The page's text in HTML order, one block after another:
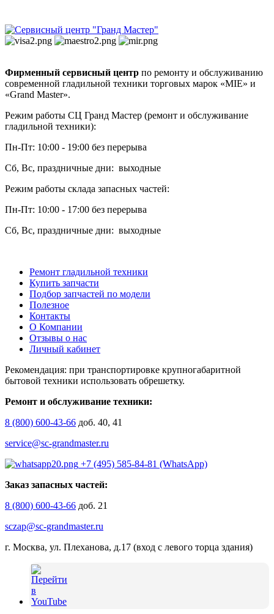
Фирменный сервисный центр по ремонту и обслуживанию
современной гладильной техники торговых марок «MIE» и
«Grand Master».
Режим работы СЦ Гранд Мастер (ремонт и обслуживание
гладильной техники):
Пн-Пт: 10:00 - 19:00 без перерыва
Сб, Вс, праздничные дни: выходные
Режим работы склада запасных частей:
Пн-Пт: 10:00 - 17:00 без перерыва
Сб, Вс, праздничные дни: выходные
Ремонт гладильной техники
Купить запчасти
Подбор запчастей по модели
Полезное
Контакты
О Компании
Отзывы о нас
Личный кабинет
Рекомендация: при транспортировке крупногабаритной
бытовой техники использовать обрешетку.
Ремонт и обслуживание техники:
8 (800) 600-43-66 доб. 40, 41
service@sc-grandmaster.ru
+7 (495) 585-84-81 (WhatsApp)
Заказ запасных частей:
8 (800) 600-43-66 доб. 21
sczap@sc-grandmaster.ru
г. Москва, ул. Плеханова, д.17 (вход с левого торца здания)